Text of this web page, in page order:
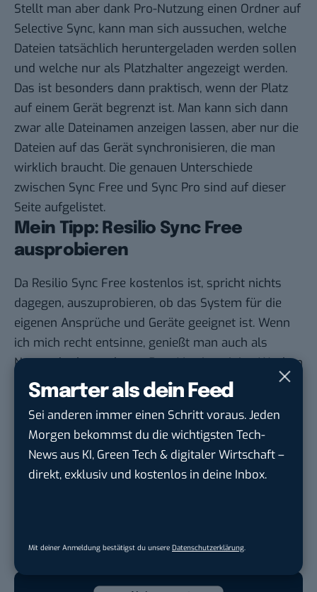
Smarter als dein Feed
Sei anderen immer einen Schritt voraus. Jeden
Morgen bekommst du die wichtigsten Tech-
News aus KI, Green Tech & digitaler Wirtschaft –
direkt, exklusiv und kostenlos in deine Inbox.
Mit deiner Anmeldung bestätigst du unsere Datenschutzerklärung.
Stellt man aber dank Pro-Nutzung einen Ordner auf
Selective Sync, kann man sich aussuchen, welche
Dateien tatsächlich heruntergeladen werden sollen
und welche nur als Platzhalter angezeigt werden.
Das ist besonders dann praktisch, wenn der Platz
auf einem Gerät begrenzt ist. Man kann sich dann
zwar alle Dateinamen anzeigen lassen, aber nur die
Dateien auf das Gerät synchronisieren, die man
wirklich braucht. Die genauen Unterschiede
zwischen Sync Free und Sync Pro sind auf dieser
Seite aufgelistet.
Mein Tipp: Resilio Sync Free
ausprobieren
Da Resilio Sync Free kostenlos ist, spricht nichts
dagegen, auszuprobieren, ob das System für die
eigenen Ansprüche und Geräte geeignet ist. Wenn
ich mich recht entsinne, genießt man auch als
Nutzer der kostenlosen Free-Version einige Wochen
Pro-Vorteile.
In Verbindung mit einemRaspberry Pi* am
heimischen Router hat man eine private Dropbox,
an die man locker eine externe Festplatte mit 2 TB
hängen kann. Und wer seinen Webspace beim
extrem coolen Hoster Uberspacelaufen hat, kann
des Herstellers
gibt es weitere Infos und natürlich
die nötige Software zum Herunterladen.